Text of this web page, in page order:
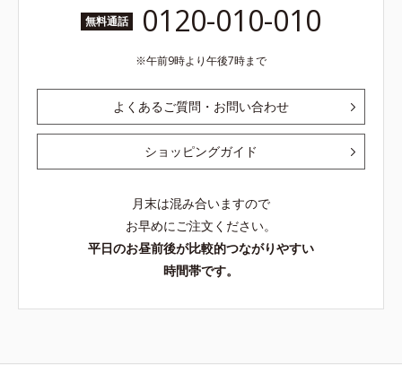
無料通話 0120-010-010
午前9時より午後7時まで
よくあるご質問・お問い合わせ
ショッピングガイド
月末は混み合いますので
お早めにご注文ください。
平日のお昼前後が比較的つながりやすい
時間帯です。